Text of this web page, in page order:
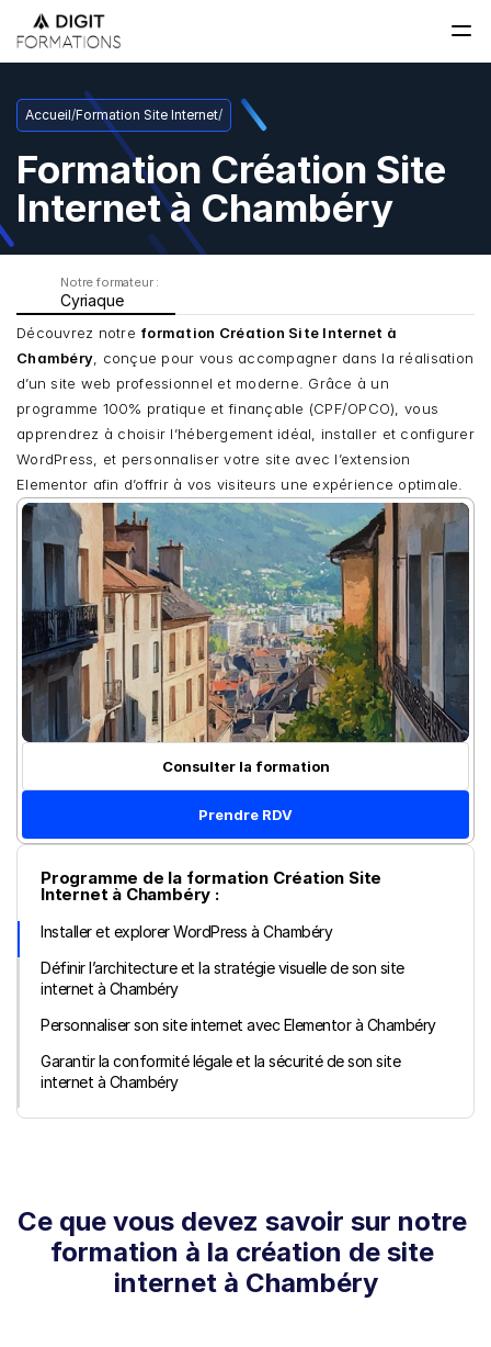
Notre formateur :
Cyriaque
Découvrez notre formation Création Site Internet à
Chambéry , conçue pour vous accompagner dans la réalisation
d’un site web professionnel et moderne. Grâce à un
programme 100% pratique et finançable (CPF/OPCO), vous
apprendrez à choisir l’hébergement idéal, installer et configurer
WordPress, et personnaliser votre site avec l’extension
Elementor afin d’offrir à vos visiteurs une expérience optimale.
Programme de la formation Création Site
Internet à Chambéry :
Installer et explorer WordPress à Chambéry
Définir l’architecture et la stratégie visuelle de son site
internet à Chambéry
Personnaliser son site internet avec Elementor à Chambéry
Garantir la conformité légale et la sécurité de son site
internet à Chambéry
Consulter la formation
Prendre RDV
Ce que vous devez savoir sur notre
formation à la création de site
internet à Chambéry
Accueil/Formation Site Internet/
Formation Création Site
Internet à Chambéry